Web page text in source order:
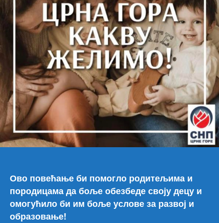
Ово повећање би помогло родитељима и
породицама да боље обезбеде своју децу и
омогућило би им боље услове за развој и
образовање!